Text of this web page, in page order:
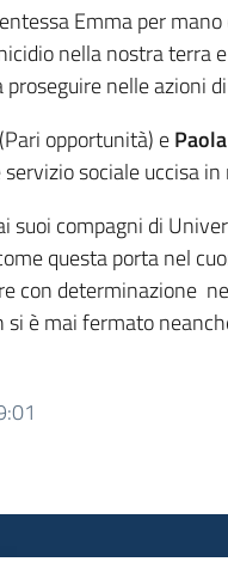
Emma per
nella nostra terra
nelle azioni
(Pari opportunità) e
sociale uccisa
suoi compagni di
questa porta nel
con determinazione
è mai fermato